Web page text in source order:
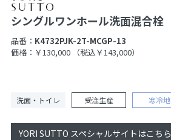
シングルワンホール洗面混合栓
品番： K4732PJK-2T-MCGP-13
価格：￥130,000
（税込￥143,000）
洗面・トイレ 受注生産 寒冷地
YORI SUTTO スペシャルサイトはこちら